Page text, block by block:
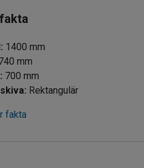
: 1400 mm
mm
: 700 mm
: Rektangulär
fakta